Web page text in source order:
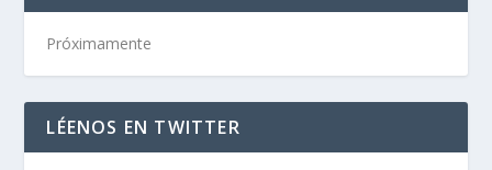
Próximamente
LÉENOS EN TWITTER